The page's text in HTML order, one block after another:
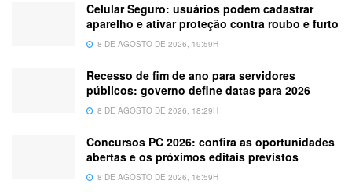
Celular Seguro: usuários podem cadastrar
aparelho e ativar proteção contra roubo e furto
8 DE AGOSTO DE 2026, 19:59H
Recesso de fim de ano para servidores
públicos: governo define datas para 2026
8 DE AGOSTO DE 2026, 18:29H
Concursos PC 2026: confira as oportunidades
abertas e os próximos editais previstos
8 DE AGOSTO DE 2026, 16:59H